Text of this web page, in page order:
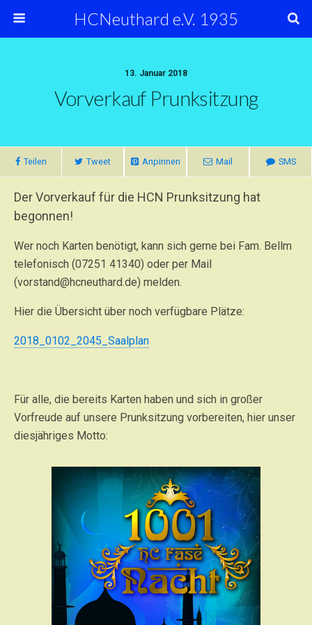
HCNeuthard e.V. 1935
13. Januar 2018
Vorverkauf Prunksitzung
Teilen Tweet Anpinnen Mail SMS
Der Vorverkauf für die HCN Prunksitzung hat
begonnen!
Wer noch Karten benötigt, kann sich gerne bei Fam. Bellm
telefonisch (07251 41340) oder per Mail
(vorstand@hcneuthard.de) melden.
Hier die Übersicht über noch verfügbare Plätze:
2018_0102_2045_Saalplan
Für alle, die bereits Karten haben und sich in großer
Vorfreude auf unsere Prunksitzung vorbereiten, hier unser
diesjähriges Motto: